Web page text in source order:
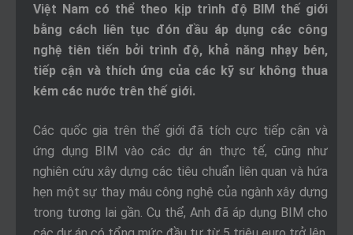
Việt Nam có thể theo kịp trình độ BIM thế giới
bằng cách liên tục đón đầu áp dụng các công
nghệ tiên tiến bởi trình độ, khả năng nhạy bén,
tiếp cận và thích ứng của các kỹ sư không thua
kém các nước trên thế giới.
Các quốc gia trên thế giới đã tích cực tiếp cận và
ứng dụng BIM vào các dự án thực tế, cũng như
nghiên cứu xây dựng các tiêu chuẩn liên quan và hứa
hẹn một sự thay máu công nghệ của ngành xây dựng
trong tương lai gần. Cụ thể, Anh đã áp dụng BIM cho